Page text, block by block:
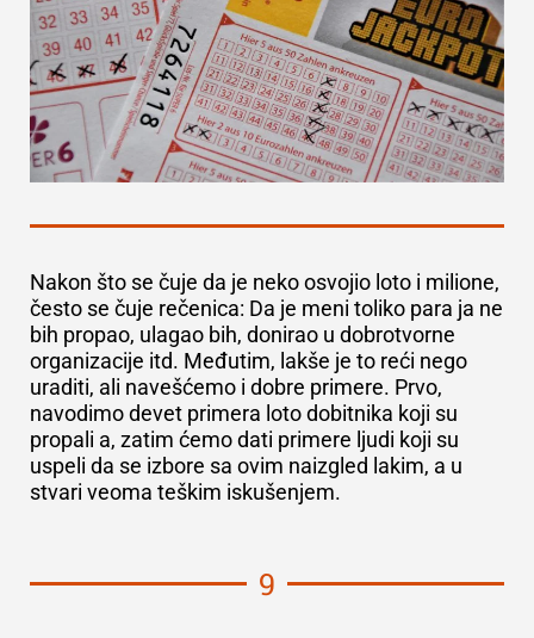
Nakon što se čuje da je neko osvojio loto i milione,
često se čuje rečenica: Da je meni toliko para ja ne
bih propao, ulagao bih, donirao u dobrotvorne
organizacije itd. Međutim, lakše je to reći nego
uraditi, ali navešćemo i dobre primere. Prvo,
navodimo devet primera loto dobitnika koji su
propali a, zatim ćemo dati primere ljudi koji su
uspeli da se izbore sa ovim naizgled lakim, a u
stvari veoma teškim iskušenjem.
9